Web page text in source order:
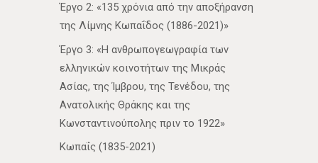
Έργο 2: «135 χρόνια από την αποξήρανση
της Λίμνης Κωπαΐδος (1886-2021)»
Έργο 3: «Η ανθρωπογεωγραφία των
ελληνικών κοινοτήτων της Μικράς
Ασίας, της Ίμβρου, της Τενέδου, της
Ανατολικής Θράκης και της
Κωνσταντινούπολης πριν το 1922»
Κωπαΐς (1835-2021)